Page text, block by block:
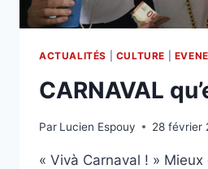
ACTUALITÉS CULTURE
CARNAVAL
Par Lucien Espouy 28 février
« Vivà Carnaval ! »